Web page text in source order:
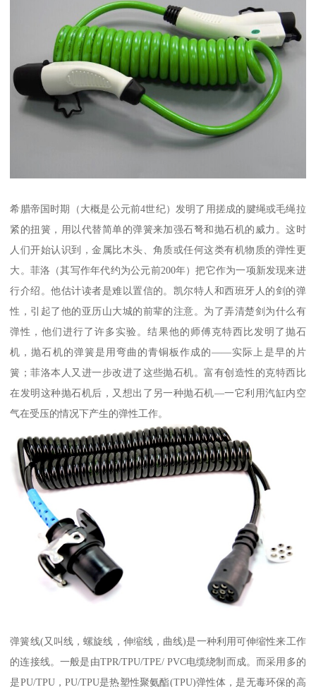
希腊帝国时期（大概是公元前4世纪）发明了用搓成的腱绳或毛绳拉
紧的扭簧，用以代替简单的弹簧来加强石弩和抛石机的威力。这时
人们开始认识到，金属比木头、角质或任何这类有机物质的弹性更
大。菲洛（其写作年代约为公元前200年）把它作为一项新发现来进
行介绍。他估计读者是难以置信的。凯尔特人和西班牙人的剑的弹
性，引起了他的亚历山大城的前辈的注意。为了弄清楚剑为什么有
弹性，他们进行了许多实验。结果他的师傅克特西比发明了抛石
机，抛石机的弹簧是用弯曲的青铜板作成的——实际上是早的片
簧；菲洛本人又进一步改进了这些抛石机。富有创造性的克特西比
在发明这种抛石机后，又想出了另一种抛石机—一它利用汽缸内空
气在受压的情况下产生的弹性工作。
弹簧线(又叫线，螺旋线，伸缩线，曲线)是一种利用可伸缩性来工作
的连接线。一般是由TPR/TPU/TPE/ PVC电缆绕制而成。而采用多的
是PU/TPU，PU/TPU是热塑性聚氨酯(TPU)弹性体，是无毒环保的高